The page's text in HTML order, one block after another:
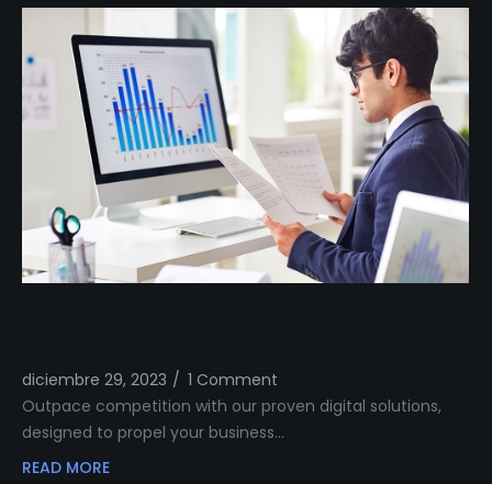
diciembre 29, 2023 / 1 Comment
Outpace competition with our proven digital solutions,
designed to propel your business…
READ MORE